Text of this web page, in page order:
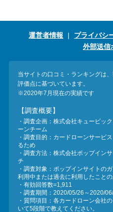
運営者情報 プライバシ
外部送信
当サイトの口コミ・ランキングは
評価点に基づいています。
※2020年7月現在の実績です
【調査概要】
・調査企画：株式会社キュービ
ーンチーム
・調査目的：カードローンサービ
るため
・調査方法：株式会社ポップイン
チ
・調査対象：ポップインサイトの
利用中または過去に利用したこと
・有効回答数=1,911
・調査期間：2020/05/26～2020/
・質問項目：各カードローン会社
いて5段階で教えてください。